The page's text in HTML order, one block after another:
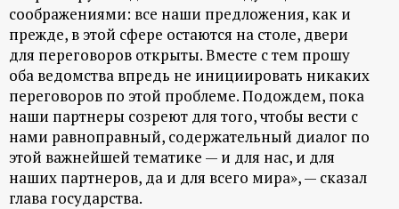
соображениями: все наши предложения, как и
прежде, в этой сфере остаются на столе, двери
для переговоров открыты. Вместе с тем прошу
оба ведомства впредь не инициировать никаких
переговоров по этой проблеме. Подождем, пока
наши партнеры созреют для того, чтобы вести с
нами равноправный, содержательный диалог по
этой важнейшей тематике — и для нас, и для
наших партнеров, да и для всего мира», — сказал
глава государства.